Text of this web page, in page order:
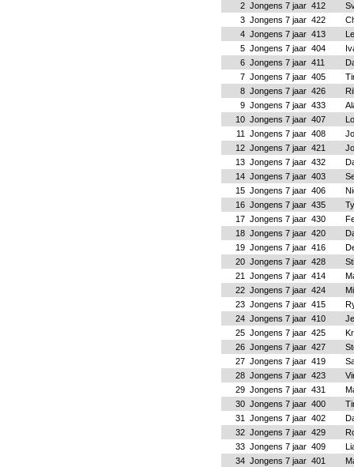
2 Jongens 7 jaar 412
3 Jongens 7 jaar 422
4 Jongens 7 jaar 413
5 Jongens 7 jaar 404
6 Jongens 7 jaar 411
7 Jongens 7 jaar 405
8 Jongens 7 jaar 426
9 Jongens 7 jaar 433
10 Jongens 7 jaar 407
11
Jongens 7 jaar 408
12 Jongens 7 jaar 421
13 Jongens 7 jaar 432
14 Jongens 7 jaar 403
15 Jongens 7 jaar 406
16 Jongens 7 jaar 435
17 Jongens 7 jaar 430
18 Jongens 7 jaar 420
19 Jongens 7 jaar 416
20 Jongens 7 jaar 428
21
Jongens 7 jaar 414
22 Jongens 7 jaar 424
23 Jongens 7 jaar 415
24 Jongens 7 jaar 410
25 Jongens 7 jaar 425
26 Jongens 7 jaar 427
27 Jongens 7 jaar 419
28 Jongens 7 jaar 423
29 Jongens 7 jaar 431
30 Jongens 7 jaar 400
31
Jongens 7 jaar 402
32 Jongens 7 jaar 429
33 Jongens 7 jaar 409
34 Jongens 7 jaar 401